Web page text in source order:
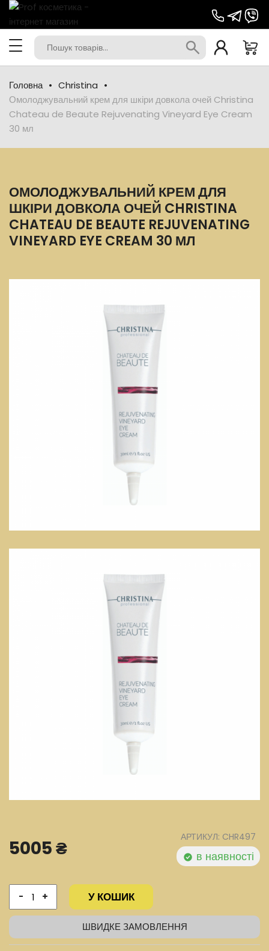
Головна
Christina
Омолоджувальний крем для шкіри довкола очей Christina
Chateau de Beaute Rejuvenating Vineyard Eye Cream
30 мл
ОМОЛОДЖУВАЛЬНИЙ КРЕМ ДЛЯ
ШКІРИ ДОВКОЛА ОЧЕЙ CHRISTINA
CHATEAU DE BEAUTE REJUVENATING
VINEYARD EYE CREAM 30 МЛ
5005 ₴ АРТИКУЛ: CHR497
в наявності
- + У КОШИК
ШВИДКЕ ЗАМОВЛЕННЯ